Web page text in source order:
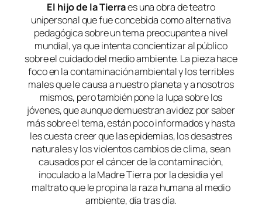
El hijo de la Tierraes una obra de teatro
unipersonal que fue concebida como alternativa
pedagógica sobre un tema preocupante a nivel
mundial, ya que intenta concientizar al público
sobre el cuidado del medio ambiente. La pieza hace
foco en la contaminación ambiental y los terribles
males que le causa a nuestro planeta y a nosotros
mismos, pero también pone la lupa sobre los
jóvenes, que aunque demuestran avidez por saber
más sobre el tema, están poco informados y hasta
les cuesta creer que las epidemias, los desastres
naturales y los violentos cambios de clima, sean
causados por el cáncer de la contaminación,
inoculado a la Madre Tierra por la desidia y el
maltrato que le propina la raza humana al medio
ambiente, día tras día.